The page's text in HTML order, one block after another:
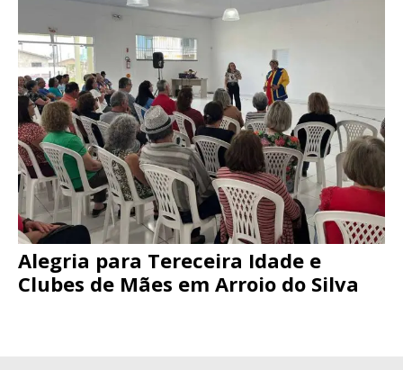
Alegria para Tereceira Idade e
Clubes de Mães em Arroio do Silva